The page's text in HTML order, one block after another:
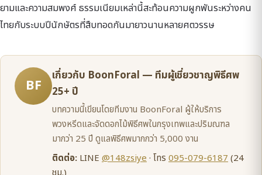
ยามและความสมพงศ์ ธรรมเนียมเหล่านี้สะท้อนความผูกพันระหว่างคน
ไทยกับระบบปีนักษัตรที่สืบทอดกันมายาวนานหลายศตวรรษ
BF
เกี่ยวกับ BoonForal — ทีมผู้เชี่ยวชาญพิธีศพ
25+ ปี
บทความนี้เขียนโดยทีมงาน BoonForal ผู้ให้บริการ
พวงหรีดและจัดดอกไม้พิธีศพในกรุงเทพและปริมณฑล
มากว่า 25 ปี ดูแลพิธีศพมากกว่า 5,000 งาน
ติดต่อ: LINE @148zsiye· โทร 095-079-6187(24